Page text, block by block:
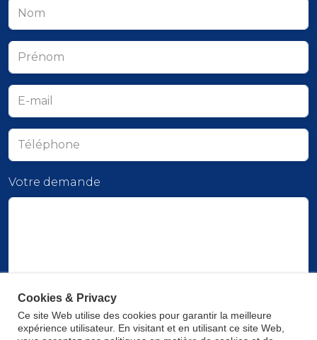
Votre demande
Envoyer
Cookies & Privacy
Ce site Web utilise des cookies pour garantir la meilleure
expérience utilisateur. En visitant et en utilisant ce site Web,